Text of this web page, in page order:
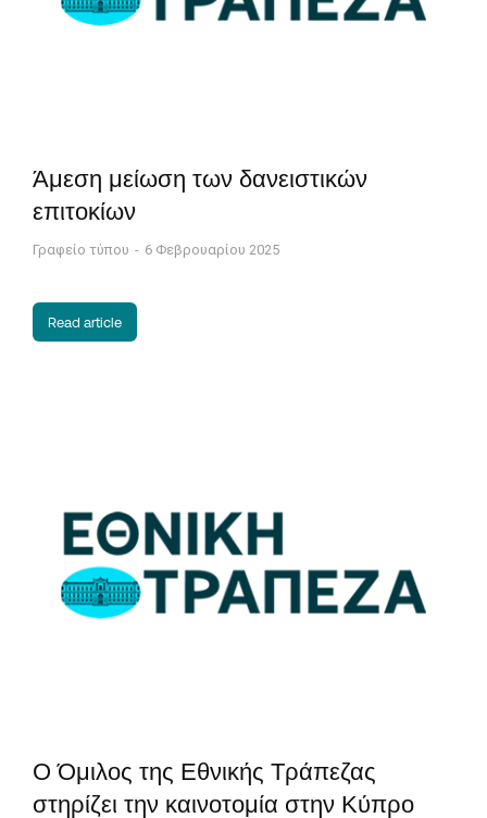
Άμεση μείωση των δανειστικών
επιτοκίων
Γραφείο τύπου 6 Φεβρουαρίου 2025
Read article
Ο Όμιλος της Εθνικής Τράπεζας
στηρίζει την καινοτομία στην Κύπρο